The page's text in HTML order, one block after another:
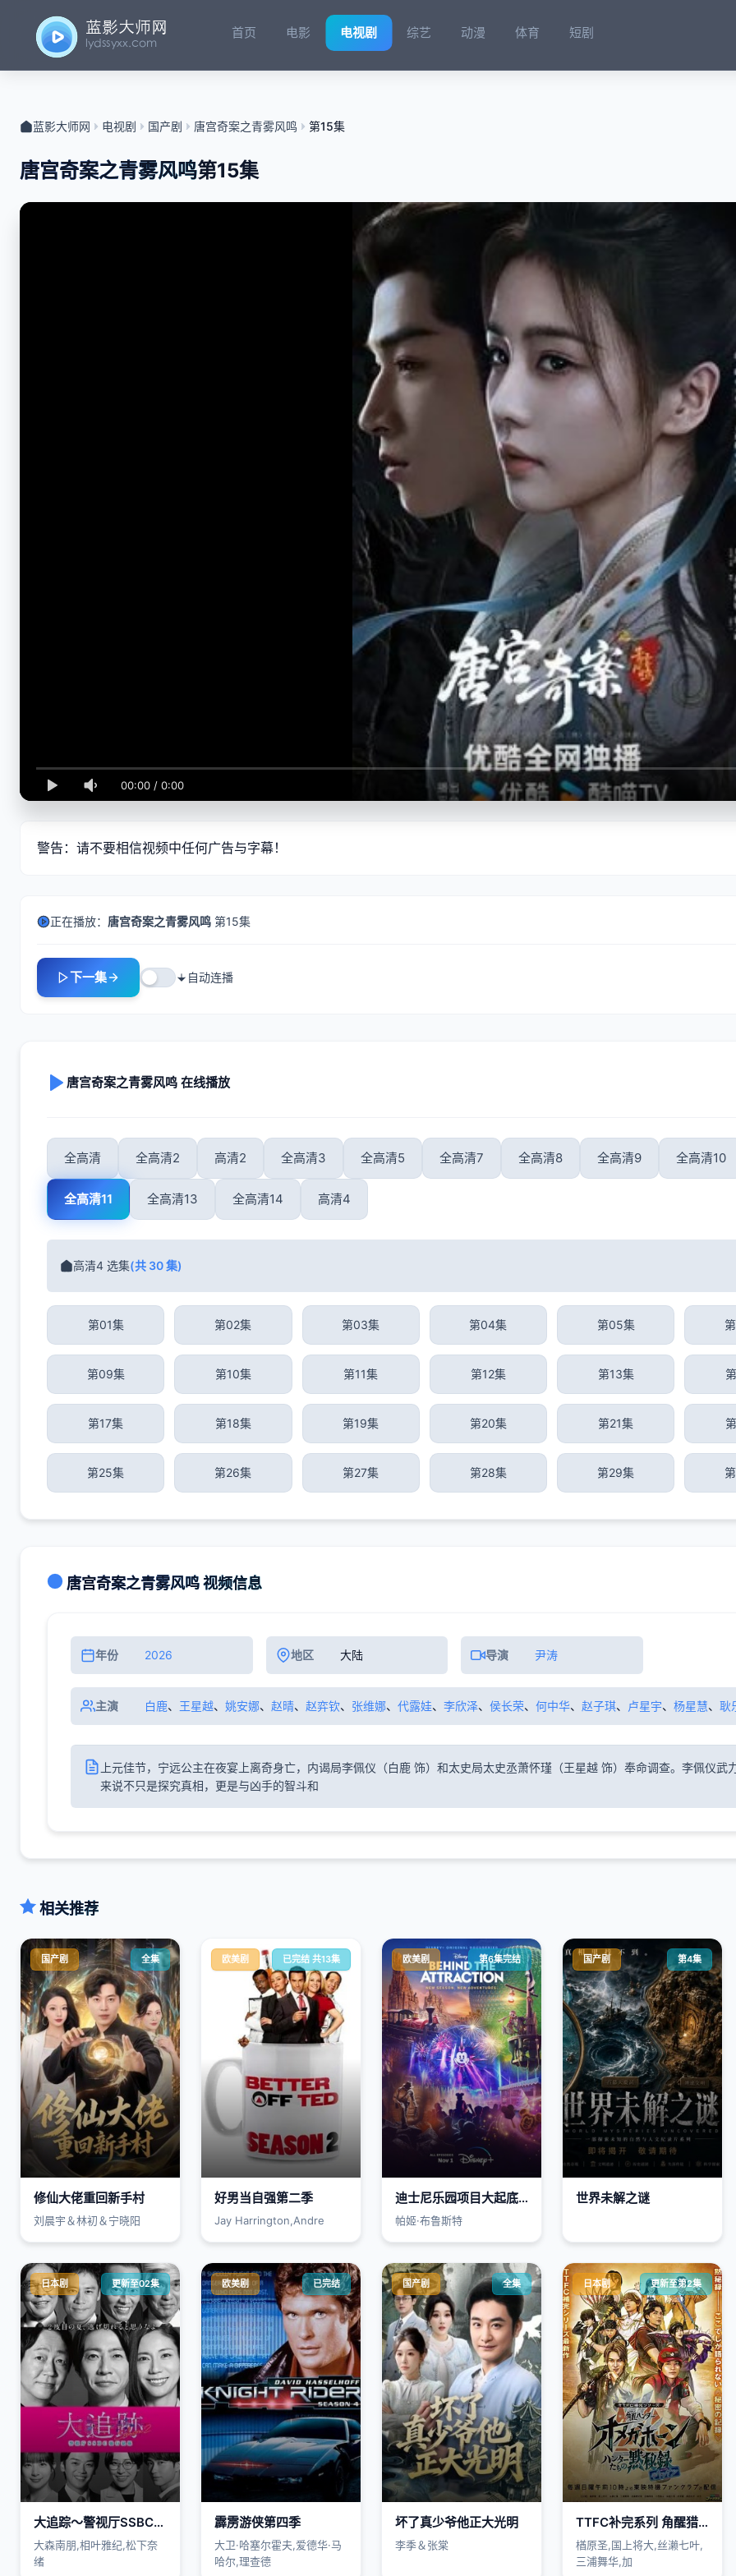
首页 电影 电视剧 综艺 动漫 体育 短剧
蓝影大师网 电视剧 国产剧 唐宫奇案之青雾风鸣 第15集
唐宫奇案之青雾风鸣第15集
00:00 / 0:00
警告：请不要相信视频中任何广告与字幕！
正在播放： 唐宫奇案之青雾风鸣 第15集
下一集 自动连播
唐宫奇案之青雾风鸣 在线播放
全高清 全高清2 高清2 全高清3 全高清5 全高清7 全高清8 全高清9 全高清10
全高清11 全高清13 全高清14 高清4
高清4 选集(共 30 集)
第01集 第02集 第03集 第04集 第05集
第09集 第10集 第11集 第12集 第13集
第17集 第18集 第19集 第20集 第21集
第25集 第26集 第27集 第28集 第29集
唐宫奇案之青雾风鸣 视频信息
年份 2026 地区 大陆 导演 尹涛
主演 白鹿、 王星越、 姚安娜、 赵晴、 赵弈钦、 张维娜、 代露娃、 李欣泽、 侯长荣、 何中华、 赵子琪、 卢星宇、 杨星慧、 耿
上元佳节，宁远公主在夜宴上离奇身亡，内谒局李佩仪（白鹿 饰）和太史局太史丞萧怀瑾（王星越 饰）奉命调查。李佩仪
来说不只是探究真相，更是与凶手的智斗和
相关推荐
国产剧 全集
修仙大佬重回新手村
刘晨宇＆林初＆宁晓阳
欧美剧 已完结 共13集
好男当自强第二季
Jay Harrington,Andre
欧美剧 第6集完结
迪士尼乐园项目大起底第二季
帕姬·布鲁斯特
国产剧 第4集
世界未解之谜
日本剧 更新至02集
大追踪〜警视厅SSBC强行犯系〜 第2季
大森南朋,相叶雅纪,松下奈
绪
欧美剧 已完结
霹雳游侠第四季
大卫·哈塞尔霍夫,爱德华·马
哈尔,理查德
国产剧 全集
坏了真少爷他正大光明
李季＆张棠
日本剧 更新至第2集
TTFC补完系列 角醒猎人 欧米茄号角 猎人们的默秘录
楢原圣,国上将大,丝濑七叶,
三浦舞华,加